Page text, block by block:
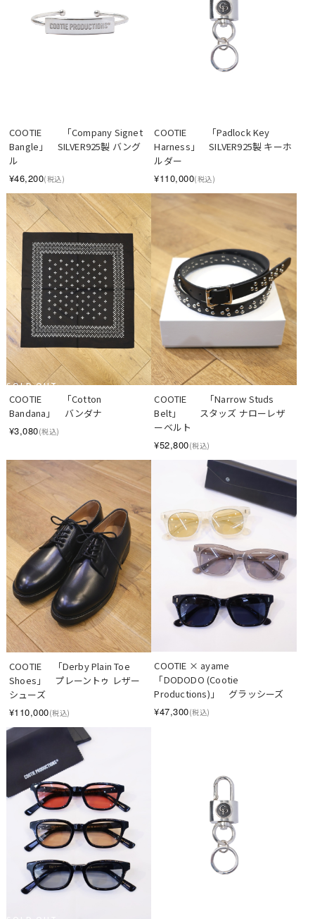
COOTIE 　　「Company Signet
Bangle」　SILVER925製 バング
ル
¥46,200(税込)
COOTIE 　　「Padlock Key
Harness」　SILVER925製 キーホ
ルダー
¥110,000(税込)
SOLD OUT
COOTIE 　　「Cotton
Bandana」　バンダナ
¥3,080(税込)
COOTIE　　「Narrow Studs
Belt」　　スタッズ ナローレザ
ーベルト
¥52,800(税込)
COOTIE 　「Derby Plain Toe
Shoes」　プレーントゥ レザー
シューズ
¥110,000(税込)
COOTIE × ayame
「DODODO (Cootie
Productions)」　グラッシーズ
¥47,300(税込)